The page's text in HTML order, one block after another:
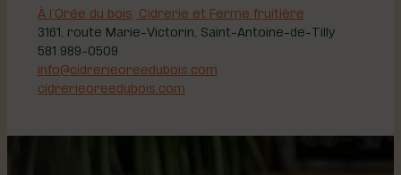
À l’Orée du bois, Cidrerie et Ferme fruitière
3161, route Marie-Victorin, Saint-Antoine-de-Tilly
581 989-0509
info@cidrerieoreedubois.com
cidrerieoreedubois.com